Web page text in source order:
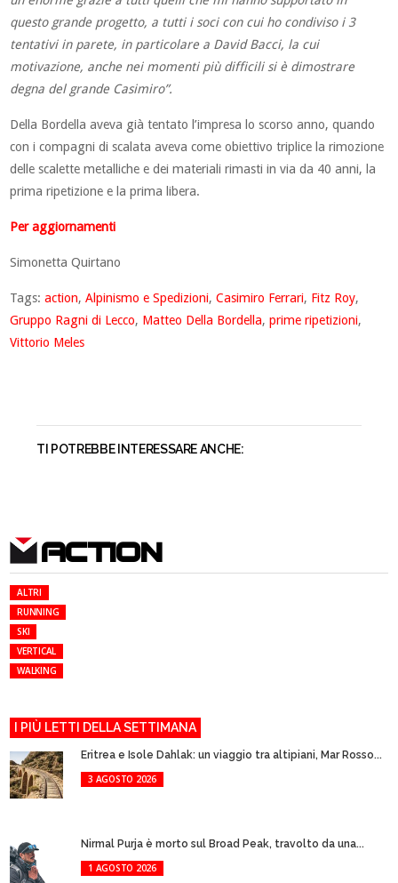
questo grande progetto, a tutti i soci con cui ho condiviso i 3
tentativi in parete, in particolare a David Bacci, la cui
motivazione, anche nei momenti più difficili si è dimostrare
degna del grande Casimiro”.
Della Bordella aveva già tentato l’impresa lo scorso anno, quando
con i compagni di scalata aveva come obiettivo triplice la rimozione
delle scalette metalliche e dei materiali rimasti in via da 40 anni, la
prima ripetizione e la prima libera.
Per aggiornamenti
Simonetta Quirtano
Tags:action,Alpinismo e Spedizioni,Casimiro Ferrari, Fitz Roy,
Gruppo Ragni di Lecco, Matteo Della Bordella,prime ripetizioni,
Vittorio Meles
TI POTREBBE INTERESSARE ANCHE:
ACTION
ALTRI
RUNNING
SKI
VERTICAL
WALKING
I PIÙ LETTI DELLA SETTIMANA
Eritrea e Isole Dahlak: un viaggio tra altipiani, Mar Rosso...
3 AGOSTO 2026
Nirmal Purja è morto sul Broad Peak, travolto da una...
1 AGOSTO 2026